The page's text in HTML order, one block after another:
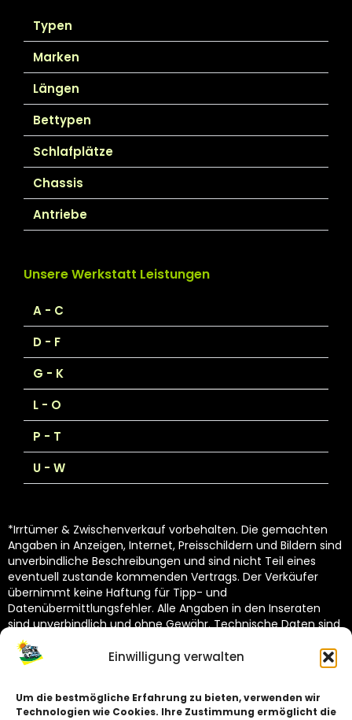
Einwilligung verwalten
Um die bestmögliche Erfahrung zu bieten, verwenden wir
Technologien wie Cookies. Ihre Zustimmung ermöglicht die
Typen
Marken
Längen
Bettypen
Schlafplätze
Chassis
Antriebe
Unsere Werkstatt Leistungen
A - C
D - F
G - K
L - O
P - T
U - W
*Irrtümer & Zwischenverkauf vorbehalten. Die gemachten
Angaben in Anzeigen, Internet, Preisschildern und Bildern sind
unverbindliche Beschreibungen und sind nicht Teil eines
eventuell zustande kommenden Vertrags. Der Verkäufer
übernimmt keine Haftung für Tipp- und
Datenübermittlungsfehler. Alle Angaben in den Inseraten
sind unverbindlich und ohne Gewähr. Technische Daten sind
vom Hersteller übernommen und unterliegen Toleranzen
(siehe Technische Kataloge des Herstellers). Dekoration
nicht im Lieferumfang.